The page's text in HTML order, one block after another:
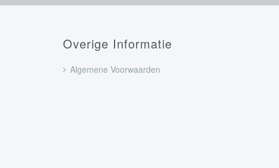
Overige Informatie
Algemene Voorwaarden